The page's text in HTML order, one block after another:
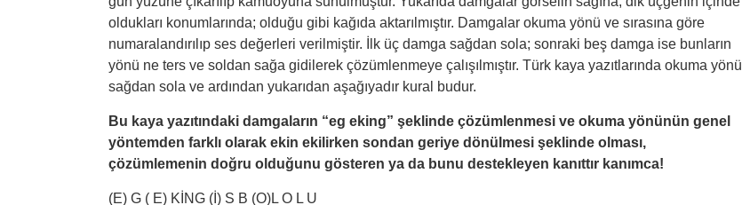
oldukları konumlarında; olduğu gibi kağıda aktarılmıştır. Damgalar okuma yönü ve sırasına göre
numaralandırılıp ses değerleri verilmiştir. İlk üç damga sağdan sola; sonraki beş damga ise bunların
yönü ne ters ve soldan sağa gidilerek çözümlenmeye çalışılmıştır. Türk kaya yazıtlarında okuma yönü
sağdan sola ve ardından yukarıdan aşağıyadır kural budur.
Bu kaya yazıtındaki damgaların “eg eking” şeklinde çözümlenmesi ve okuma yönünün genel
yöntemden farklı olarak ekin ekilirken sondan geriye dönülmesi şeklinde olması,
çözümlemenin doğru olduğunu gösteren ya da bunu destekleyen kanıttır kanımca!
(E) G ( E) KİNG (İ) S B (O)L O L U